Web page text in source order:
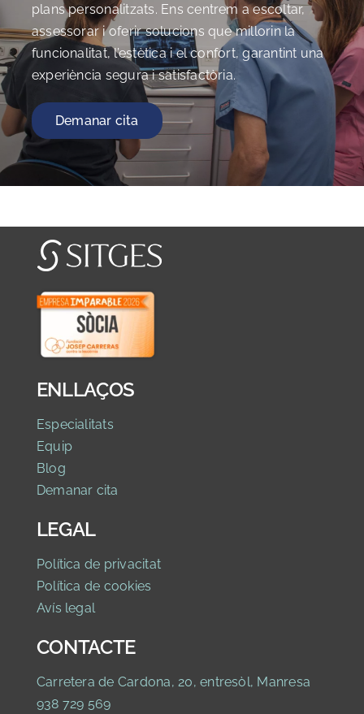
plans personalitzats. Ens centrem a escoltar,
assessorar i oferir solucions que millorin la
funcionalitat, l’estètica i el confort, garantint una
experiència segura i satisfactòria.
Demanar cita
ENLLAÇOS
Especialitats
Equip
Blog
Demanar cita
LEGAL
Política de privacitat
Política de cookies
Avís legal
CONTACTE
Carretera de Cardona, 20, entresòl, Manresa
938 729 569